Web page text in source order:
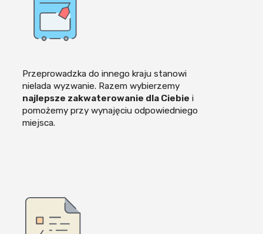
Przeprowadzka do innego kraju stanowi
nielada wyzwanie. Razem wybierzemy
najlepsze zakwaterowanie dla Ciebie i
pomożemy przy wynajęciu odpowiedniego
miejsca.